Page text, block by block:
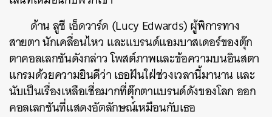
ด้าน ลูซี เอ็ดวาร์ด (Lucy Edwards) ผู้พิการทาง
สายตา นักเคลื่อนไหว และแบรนด์แอมบาสเดอร์ของตุ๊ก
ตาคอลเลกชันดังกล่าว โพสต์ภาพและข้อความบนอินสตา
แกรมด้วยความยินดีว่า เธอฝันใฝ่ช่วงเวลานี้มานาน และ
นับเป็นเรื่องเหลือเชื่อมากที่ตุ๊กตาแบรนด์ดังของโลก ออก
คอลเลกชันที่แสดงอัตลักษณ์เหมือนกับเธอ